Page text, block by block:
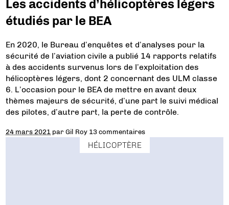
Les accidents d’hélicoptères légers
étudiés par le BEA
En 2020, le Bureau d’enquêtes et d’analyses pour la
sécurité de l’aviation civile a publié 14 rapports relatifs
à des accidents survenus lors de l’exploitation des
hélicoptères légers, dont 2 concernant des ULM classe
6. L’occasion pour le BEA de mettre en avant deux
thèmes majeurs de sécurité, d’une part le suivi médical
des pilotes, d’autre part, la perte de contrôle.
24 mars 2021 parGil Roy 13 commentaires
HÉLICOPTÈRE